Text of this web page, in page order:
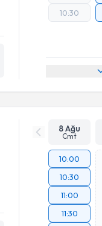
10:30
8 Ağu
Cmt
10:00
10:30
11:00
11:30